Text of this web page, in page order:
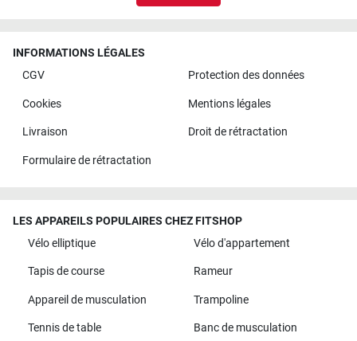
INFORMATIONS LÉGALES
CGV
Protection des données
Cookies Mentions légales
Livraison Droit de rétractation
Formulaire de rétractation
LES APPAREILS POPULAIRES CHEZ FITSHOP
Vélo elliptique
Vélo d'appartement
Tapis de course Rameur
Appareil de musculation Trampoline
Tennis de table Banc de musculation